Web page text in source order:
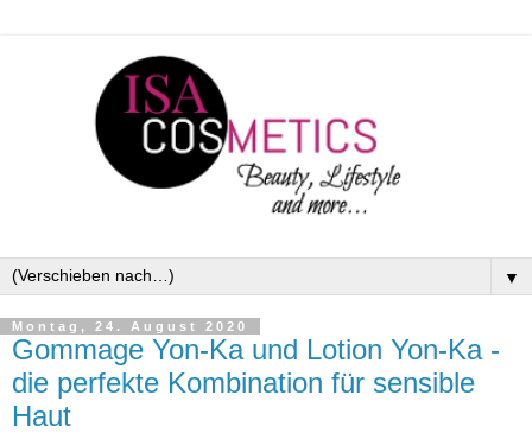
▼
Montag, 24. August 2020
Gommage Yon-Ka und Lotion Yon-Ka -
die perfekte Kombination für sensible
Haut